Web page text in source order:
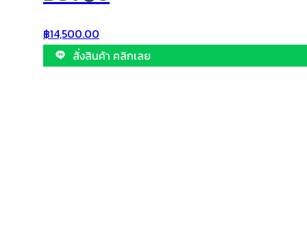
฿14,500.00
สั่งสินค้า คลิกเลย